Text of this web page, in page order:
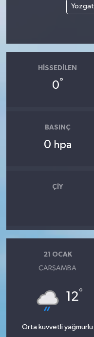
Yozgat
HISSEDILEN
0°
BASINÇ
0 hpa
ÇIY
21 OCAK
ÇARŞAMBA
12°
Orta kuvvetli yağmurlu